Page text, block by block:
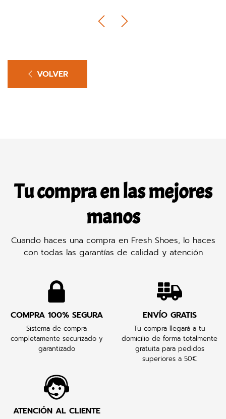
VOLVER
Tu compra en las mejores
manos
Cuando haces una compra en Fresh Shoes, lo haces
con todas las garantías de calidad y atención
COMPRA 100% SEGURA
Sistema de compra
completamente securizado y
garantizado
ENVÍO GRATIS
Tu compra llegará a tu
domicilio de forma totalmente
gratuita para pedidos
superiores a 50€
ATENCIÓN AL CLIENTE